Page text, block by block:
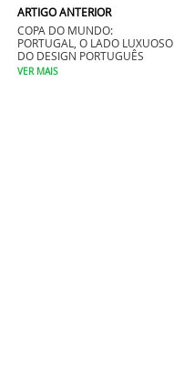
ARTIGO ANTERIOR
COPA DO MUNDO:
PORTUGAL, O LADO LUXUOSO
DO DESIGN PORTUGUÊS
VER MAIS